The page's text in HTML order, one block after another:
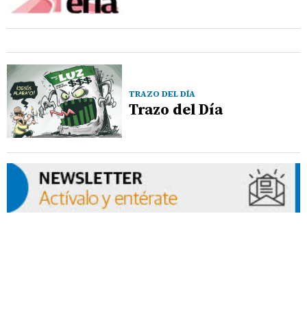
TRAZO DEL DÍA
Trazo del Día